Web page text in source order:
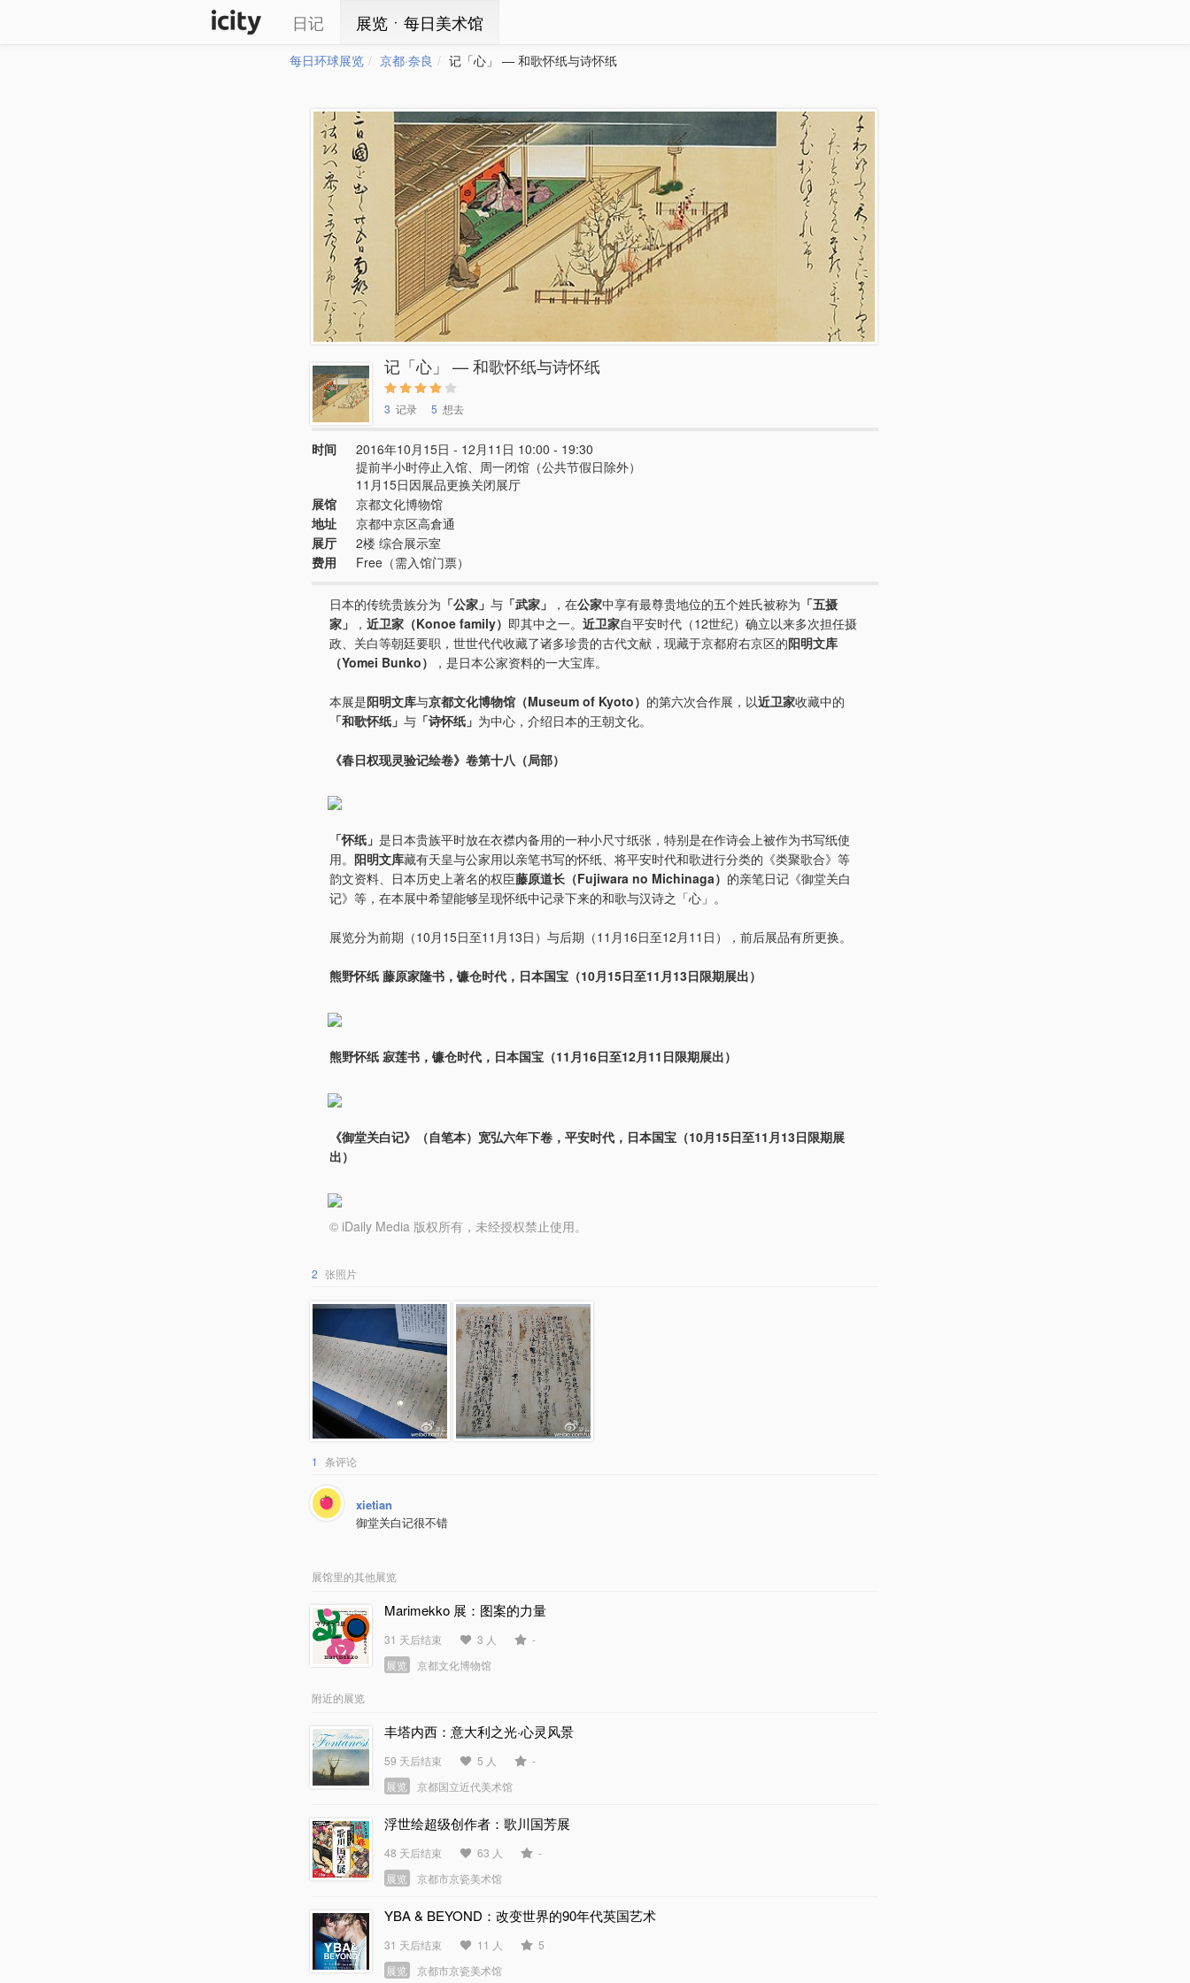
日记 展览ㆍ每日美术馆
每日环球展览 京都·奈良 记「心」 — 和歌怀纸与诗怀纸
记「心」 — 和歌怀纸与诗怀纸
3 记录 5 想去
时间
2016年10月15日 - 12月11日 10:00 - 19:30
提前半小时停止入馆、周一闭馆（公共节假日除外）
11月15日因展品更换关闭展厅
展馆
京都文化博物馆
地址
京都中京区高倉通
展厅
2楼 综合展示室
费用
Free（需入馆门票）
日本的传统贵族分为 「公家」 与 「武家」 ，在公家中享有最尊贵地位的五个姓氏被称为 「五摄
家」
， 近卫家（Konoe family） 即其中之一。 近卫家自平安时代（12世纪）确立以来多次担任摄
政、关白等朝廷要职，世世代代收藏了诸多珍贵的古代文献，现藏于京都府右京区的阳明文库
（Yomei Bunko）
，是日本公家资料的一大宝库。
本展是阳明文库与京都文化博物馆（Museum of Kyoto） 的第六次合作展，以近卫家收藏中的
「和歌怀纸」 与 「诗怀纸」 为中心，介绍日本的王朝文化。
《春日权现灵验记绘卷》卷第十八（局部）
「怀纸」 是日本贵族平时放在衣襟内备用的一种小尺寸纸张，特别是在作诗会上被作为书写纸使
用。 阳明文库藏有天皇与公家用以亲笔书写的怀纸、将平安时代和歌进行分类的《类聚歌合》等
韵文资料、日本历史上著名的权臣藤原道长（Fujiwara no Michinaga） 的亲笔日记《御堂关白
记》等，在本展中希望能够呈现怀纸中记录下来的和歌与汉诗之「心」。
展览分为前期（10月15日至11月13日）与后期（11月16日至12月11日），前后展品有所更换。
熊野怀纸 藤原家隆书，镰仓时代，日本国宝（10月15日至11月13日限期展出）
熊野怀纸 寂莲书，镰仓时代，日本国宝（11月16日至12月11日限期展出）
《御堂关白记》（自笔本）宽弘六年下卷，平安时代，日本国宝（10月15日至11月13日限期展
出）
© iDaily Media 版权所有，未经授权禁止使用。
2 张照片
1 条评论
xietian
御堂关白记很不错
展馆里的其他展览
Marimekko 展：图案的力量
31 天后结束 3 人
-
展览
京都文化博物馆
附近的展览
丰塔内西：意大利之光·心灵风景
59 天后结束 5 人
-
展览
京都国立近代美术馆
浮世绘超级创作者：歌川国芳展
48 天后结束 63 人
-
展览
京都市京瓷美术馆
YBA & BEYOND：改变世界的90年代英国艺术
31 天后结束 11 人
5
展览
京都市京瓷美术馆